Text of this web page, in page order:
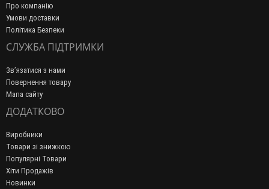
Про компанію
Умови доставки
Політика Безпеки
СЛУЖБА ПІДТРИМКИ
Зв’язатися з нами
Повернення товару
Мапа сайту
ДОДАТКОВО
Виробники
Товари зі знижкою
Популярні Товари
Хіти Продажів
Новинки